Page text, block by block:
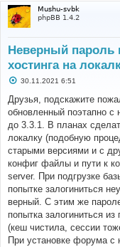
Mushu-svbk
phpBB 1.4.2
Неверный пароль
хостинга на
С
о
б
щ
е
н
и
е
30.11.2021 6:51
Друзья, подскажите
обновленный поэтапно
до 3.3.1. В планах
локалку (подобную
старыми версиями и с
конфиг файлы и пути к
server. При подгрузке
попытке залогиниться
верный. С этим же
попытка залогиниться
(кеш чистила, сессии
При установке форума с